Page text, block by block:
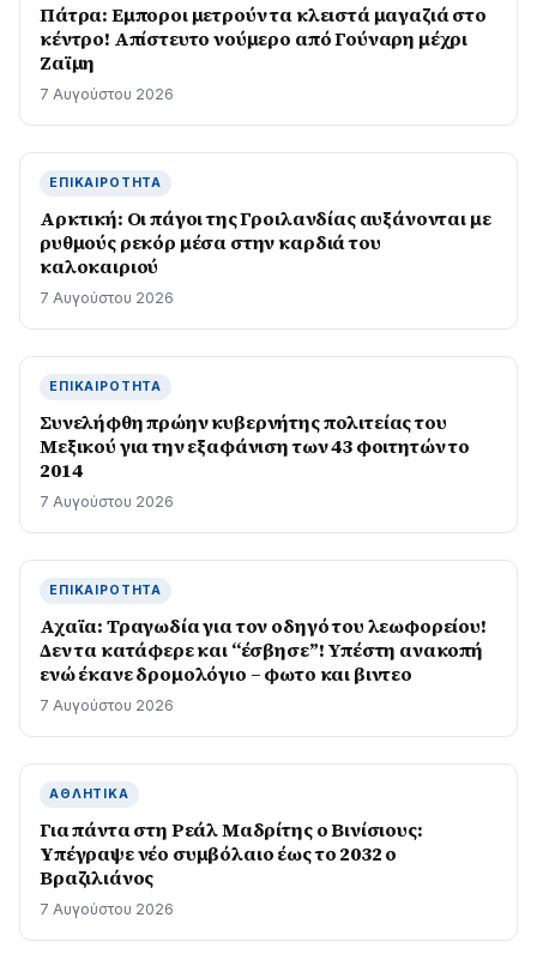
Πάτρα: Εμποροι μετρούν τα κλειστά μαγαζιά στο
κέντρο! Απίστευτο νούμερο από Γούναρη μέχρι
Ζαϊμη
7 Αυγούστου 2026
ΕΠΙΚΑΙΡΌΤΗΤΑ
Αρκτική: Οι πάγοι της Γροιλανδίας αυξάνονται με
ρυθμούς ρεκόρ μέσα στην καρδιά του
καλοκαιριού
7 Αυγούστου 2026
ΕΠΙΚΑΙΡΌΤΗΤΑ
Συνελήφθη πρώην κυβερνήτης πολιτείας του
Μεξικού για την εξαφάνιση των 43 φοιτητών το
2014
7 Αυγούστου 2026
ΕΠΙΚΑΙΡΌΤΗΤΑ
Αχαϊα: Τραγωδία για τον οδηγό του λεωφορείου!
Δεν τα κατάφερε και “έσβησε”! Υπέστη ανακοπή
ενώ έκανε δρομολόγιο – φωτο και βιντεο
7 Αυγούστου 2026
ΑΘΛΗΤΙΚΆ
Για πάντα στη Ρεάλ Μαδρίτης ο Βινίσιους:
Yπέγραψε νέο συμβόλαιο έως το 2032 ο
Βραζιλιάνος
7 Αυγούστου 2026